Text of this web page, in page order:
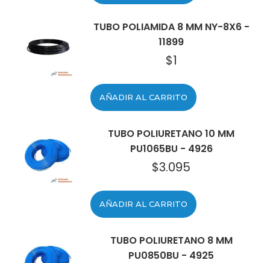
TUBO POLIAMIDA 8 MM NY-8X6 -
11899
$1
AÑADIR AL CARRITO
TUBO POLIURETANO 10 MM
PU1065BU - 4926
$3.095
AÑADIR AL CARRITO
TUBO POLIURETANO 8 MM
PU0850BU - 4925